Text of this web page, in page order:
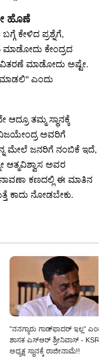
ಹೊಣೆ
ಕೇಳಿದ ಪ್ರಶ್ನೆಗೆ,
ಮಾಡೋದು ಕೇಂದ್ರದ
ವಿತರಣೆ ಮಾಡೋದು ಅಷ್ಟೇ.
ಮಾಡಲಿ" ಎಂದು
ತಮ್ಮ ಸ್ಥಾನಕ್ಕೆ
ಅವರಿಗೆ
ಮೇಲೆ ಜನರಿಗೆ ನಂಬಿಕೆ ಇದೆ,
ಆತ್ಮವಿಶ್ವಾಸ ಅವರ
ಕಣದಲ್ಲಿ ಈ ಮಾತಿನ
ಕಾದು ನೋಡಬೇಕು.
"ನನಗ್ಯಾರು ಗಾಡ್‌ಫಾದರ್ ಇಲ್ಲ" ಎಂದ
ಶಾಸಕ ಎಸ್‌ಆರ್‌ ಶ್ರೀನಿವಾಸ್‌ -
ಅಧ್ಯಕ್ಷ ಸ್ಥಾನಕ್ಕೆ ರಾಜೀನಾಮೆ!!